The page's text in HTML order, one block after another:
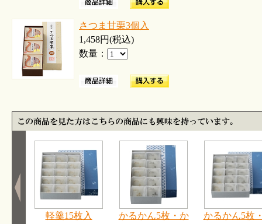
さつま甘栗3個入
1,458円(税込)
数量：
軽羹15枚入
かるかん5枚・か
かるかん5枚